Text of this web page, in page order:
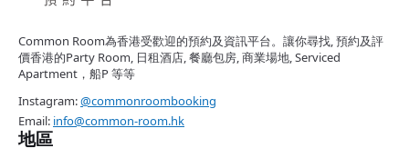
Common Room為香港受歡迎的預約及資訊平台。讓你尋找, 預約及評
價香港的Party Room, 日租酒店, 餐廳包房, 商業場地, Serviced
Apartment，船P 等等
Instagram:@commonroombooking
Email: info@common-room.hk
地區